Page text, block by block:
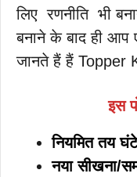
लिए रणनीति भी
बनाने के बाद ही आप
जानते हैं हैं Topper
इस
नियमित तय
नया सीखना/